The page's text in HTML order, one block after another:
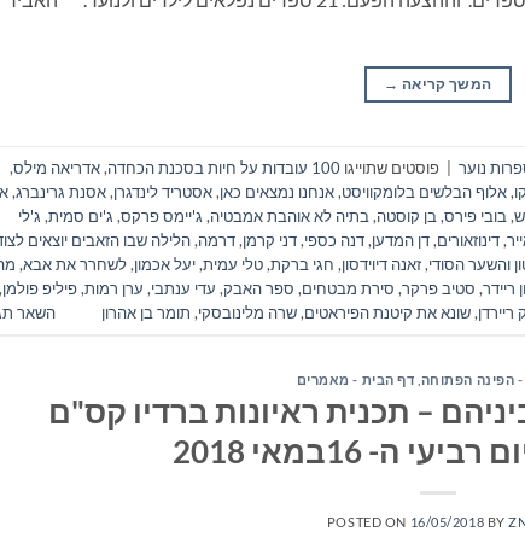
המשך קריאה →
נוער פוסטים שתוייגו 100 עובדות על חיות בסכנת הכחדה ,אדריאה מילס,
,אלוף הבלשים בלומקוויסט,אנחנו נמצאים כאן,אסטריד לינדגרן,אסנת גרינברג,
ש, בובי פירס, בן קוסטה, בתיה לא אוהבת אמבטיה, ג'יימס פרקס, ג'ים סמית, ג'לי
,דינוזאורים,דן המדען,דנה כספי,דני קרמן,דרמה,הלילה שבו הזאבים יוצאים
והשער הסודי,זאנה דיוידסון, חגי ברקת,טלי עמית,יעל אכמון,לשחרר את אבא,
ריידר, סטיב פרקר, סירת מבטחים, ספר האבק, עדי ענתבי, ערן רמות,פיליפ פולמן,
ריירדן,שונא את קיטנת הפיראטים,שרה מלינובסקי, תומר בן אהרון השאר
הפינה הפתוחה דף הבית - מאמרים
– תכנית ראיונות ברדיו קס"ם
POSTED ON 16/05/2018 BY